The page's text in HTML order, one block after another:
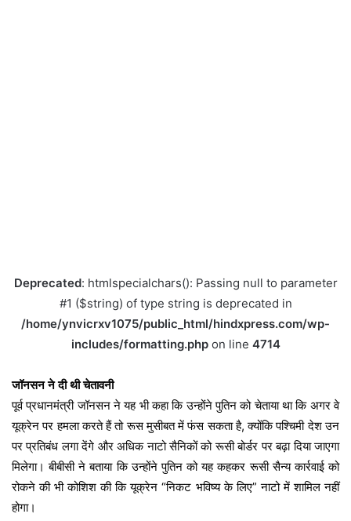
Deprecated: htmlspecialchars(): Passing null to parameter
#1 ($string) of type string is deprecated in
/home/ynvicrxv1075/public_html/hindxpress.com/wp-
includes/formatting.phpon line 4714
जॉनसन ने दी थी चेतावनी
पूर्व प्रधानमंत्री जॉनसन ने यह भी कहा कि उन्होंने पुतिन को चेताया था कि अगर वे
यूक्रेन पर हमला करते हैं तो रूस मुसीबत में फंस सकता है, क्योंकि पश्चिमी देश उन
पर प्रतिबंध लगा देंगे और अधिक नाटो सैनिकों को रूसी बोर्डर पर बढ़ा दिया जाएगा
मिलेगा। बीबीसी ने बताया कि उन्होंने पुतिन को यह कहकर रूसी सैन्य कार्रवाई को
रोकने की भी कोशिश की कि यूक्रेन “निकट भविष्य के लिए” नाटो में शामिल नहीं
होगा।